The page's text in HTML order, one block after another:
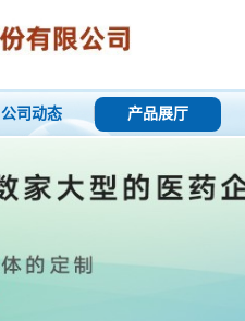
公司动态 产品展厅